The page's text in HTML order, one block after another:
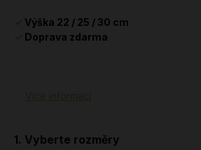
Výška 22 / 25 / 30 cm
Doprava zdarma
rozměry